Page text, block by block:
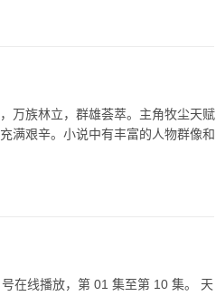
万族林立，群雄荟萃。主角牧尘天赋
满艰辛。小说中有丰富的人物群像和
在线播放，第 01 集至第 10 集。 天